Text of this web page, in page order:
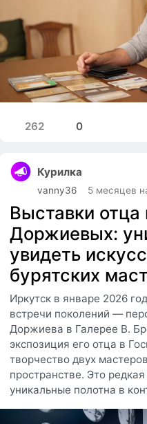
262 0
Курилка
vanny36 5 месяцев
Выставки отца
Доржиевых:
увидеть
бурятских
Иркутск в январе 2026
встречи поколений —
Доржиева в Галерее В.
экспозиция его отца в
творчество двух
пространстве. Это
уникальные полотна в